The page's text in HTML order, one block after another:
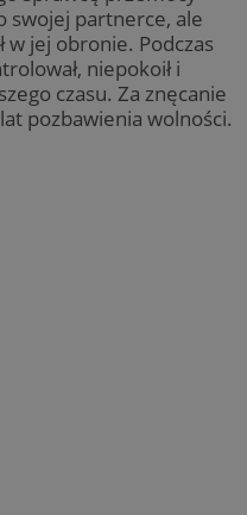
swojej partnerce, ale
w jej obronie. Podczas
niepokoił i
czasu. Za znęcanie
pozbawienia wolności.